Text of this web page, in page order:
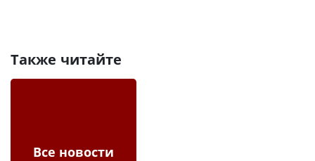
Также читайте
Все новости